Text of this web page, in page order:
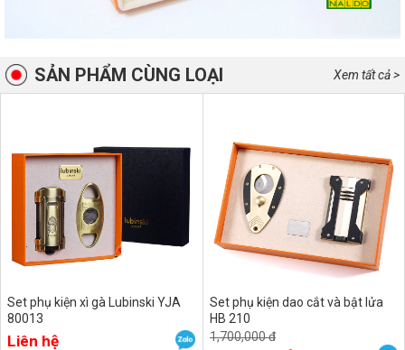
Xem tất cả >
SẢN PHẨM CÙNG LOẠI
Set phụ kiện xì gà Lubinski YJA
80013
Liên hệ
Set phụ kiện dao cắt và bật lửa
HB 210
1,700,000 đ